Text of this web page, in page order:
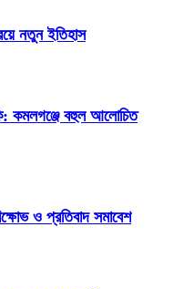
নতুন ইতিহাস
কমলগঞ্জে বহুল আলোচিত
ও প্রতিবাদ সমাবেশ